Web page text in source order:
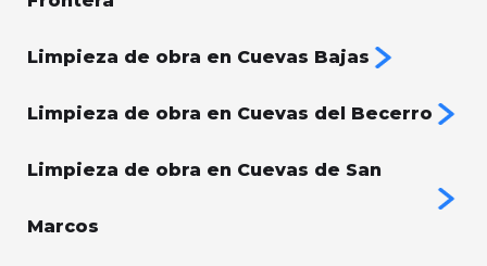
Limpieza de obra en Cuevas Bajas
Limpieza de obra en Cuevas del Becerro
Limpieza de obra en Cuevas de San
Marcos